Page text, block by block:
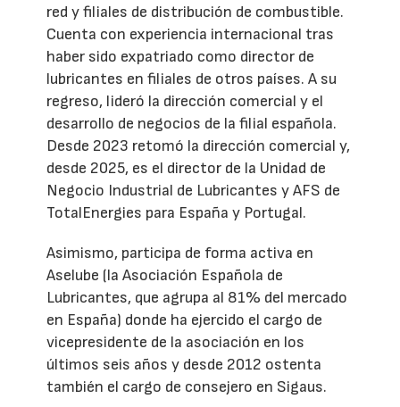
red y filiales de distribución de combustible.
Cuenta con experiencia internacional tras
haber sido expatriado como director de
lubricantes en filiales de otros países. A su
regreso, lideró la dirección comercial y el
desarrollo de negocios de la filial española.
Desde 2023 retomó la dirección comercial y,
desde 2025, es el director de la Unidad de
Negocio Industrial de Lubricantes y AFS de
TotalEnergies para España y Portugal.
Asimismo, participa de forma activa en
Aselube (la Asociación Española de
Lubricantes, que agrupa al 81% del mercado
en España) donde ha ejercido el cargo de
vicepresidente de la asociación en los
últimos seis años y desde 2012 ostenta
también el cargo de consejero en Sigaus.